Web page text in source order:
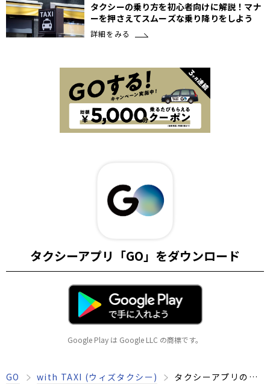
タクシーの乗り方を初心者向けに解説！マナ
ーを押さえてスムーズな乗り降りをしよう
詳細をみる
タクシーアプリ「GO」をダウンロード
Google Play は Google LLC の商標です。
GO with TAXI (ウィズタクシー)
タクシーアプリのお